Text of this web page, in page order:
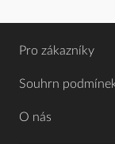
Pro zákazníky
Souhrn
O nás